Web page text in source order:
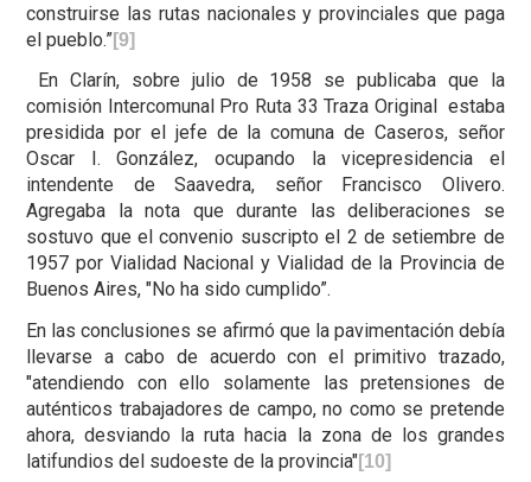
construirse las rutas nacionales y provinciales que paga
el pueblo.”[9]
En Clarín, sobre julio de 1958 se publicaba que la
comisión Intercomunal Pro Ruta 33 Traza Original estaba
presidida por el jefe de la comuna de Caseros, señor
Oscar I. González, ocupando la vicepresidencia el
intendente de Saavedra, señor Francisco Olivero.
Agregaba la nota que durante las deliberaciones se
sostuvo que el convenio suscripto el 2 de setiembre de
1957 por Vialidad Nacional y Vialidad de la Provincia de
Buenos Aires, "No ha sido cumplido”.
En las conclusiones se afirmó que la pavimentación debía
llevarse a cabo de acuerdo con el primitivo trazado,
"atendiendo con ello solamente las pretensiones de
auténticos trabajadores de campo, no como se pretende
ahora, desviando la ruta hacia la zona de los grandes
latifundios del sudoeste de la provincia"[10]